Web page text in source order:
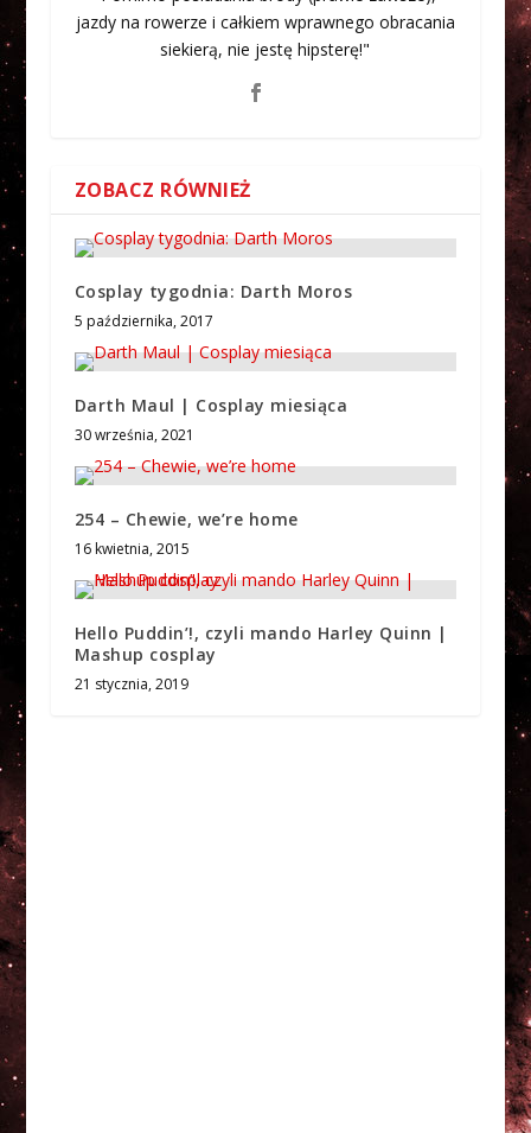
jazdy na rowerze i całkiem wprawnego obracania
siekierą, nie jestę hipsterę!"
ZOBACZ RÓWNIEŻ
Cosplay tygodnia: Darth Moros
5 października, 2017
Darth Maul | Cosplay miesiąca
30 września, 2021
254 – Chewie, we’re home
16 kwietnia, 2015
Hello Puddin’!, czyli mando Harley Quinn |
Mashup cosplay
21 stycznia, 2019